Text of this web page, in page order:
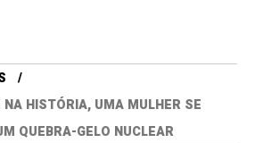
HISTÓRIA, UMA MULHER SE
QUEBRA-GELO NUCLEAR